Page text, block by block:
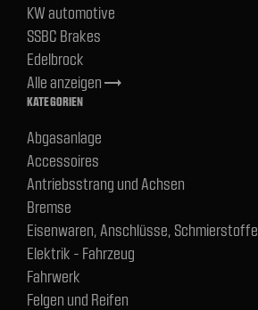
KW automotive
SSBC Brakes
Edelbrock
Alle anzeigentrending_flat
KATEGORIEN
Abgasanlage
Accessoires
Antriebsstrang und Achsen
Bremse
Eisenwaren, Anschlüsse, Schmierstoffe
Elektrik - Fahrzeug
Fahrwerk
Felgen und Reifen